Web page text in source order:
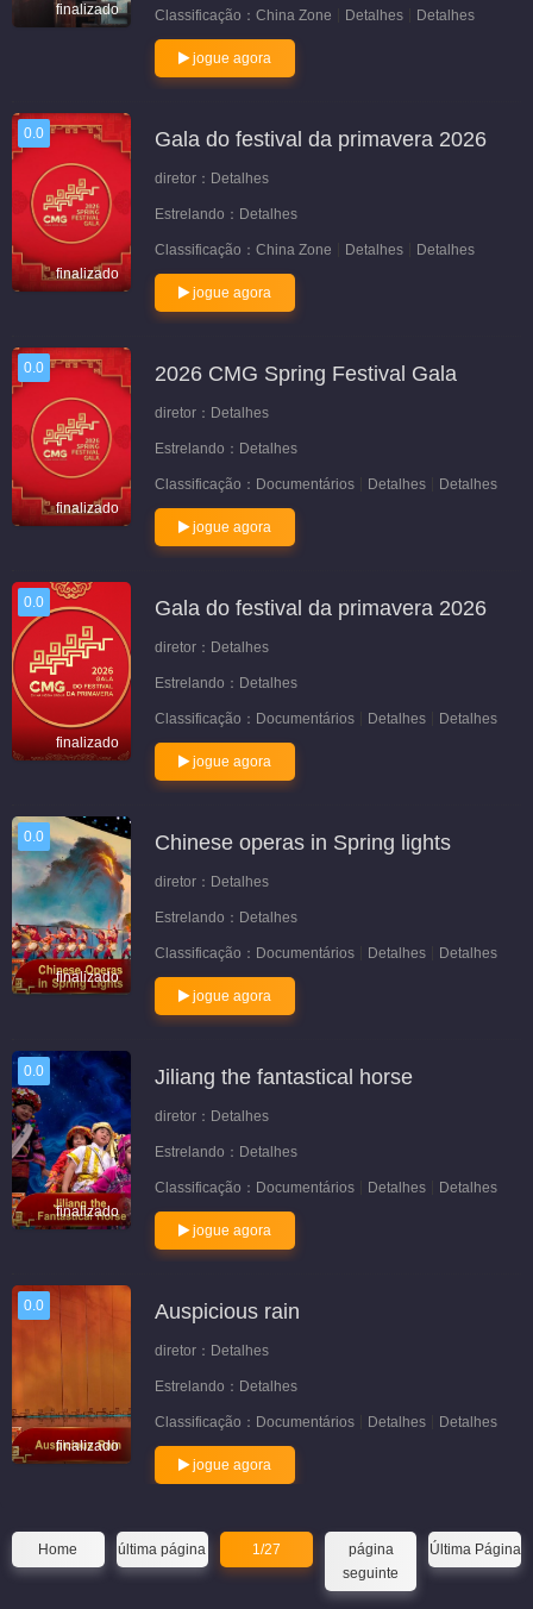
finalizado Classificação： China Zone Detalhes Detalhes
jogue agora
0.0
finalizado
Gala do festival da primavera 2026
diretor： Detalhes
Estrelando： Detalhes
Classificação： China Zone Detalhes Detalhes
jogue agora
0.0
finalizado
2026 CMG Spring Festival Gala
diretor： Detalhes
Estrelando： Detalhes
Classificação： Documentários Detalhes Detalhes
jogue agora
0.0
finalizado
Gala do festival da primavera 2026
diretor： Detalhes
Estrelando： Detalhes
Classificação： Documentários Detalhes Detalhes
jogue agora
0.0
finalizado
Chinese operas in Spring lights
diretor： Detalhes
Estrelando： Detalhes
Classificação： Documentários Detalhes Detalhes
jogue agora
0.0
finalizado
Jiliang the fantastical horse
diretor： Detalhes
Estrelando： Detalhes
Classificação： Documentários Detalhes Detalhes
jogue agora
0.0
finalizado
Auspicious rain
diretor： Detalhes
Estrelando： Detalhes
Classificação： Documentários Detalhes Detalhes
jogue agora
Home última página 1/27
página
seguinte
Última Página